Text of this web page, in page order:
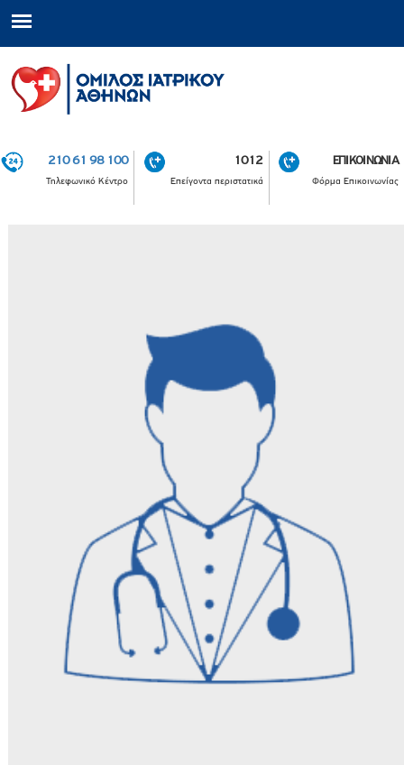
210 61 98 100
Τηλεφωνικό Κέντρο
1012
Επείγοντα περιστατικά
ΕΠΙΚΟΙΝΩΝΙΑ
Φόρμα Επικοινωνίας